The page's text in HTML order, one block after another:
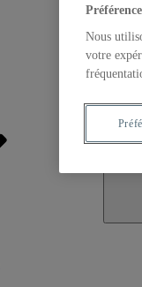
Nous
votre